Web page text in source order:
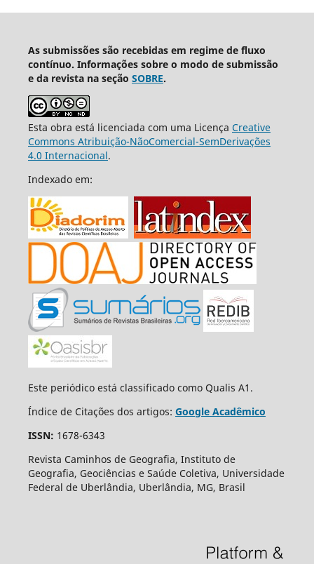
As submissões são recebidas em regime de fluxo
contínuo. Informações sobre o modo de submissão
e da revista na seção SOBRE.
Esta obra está licenciada com uma Licença Creative
Commons Atribuição-NãoComercial-SemDerivações
4.0 Internacional.
Indexado em:
Este periódico está classificado como Qualis A1.
Índice de Citações dos artigos: Google Acadêmico
ISSN: 1678-6343
Revista Caminhos de Geografia, Instituto de
Geografia, Geociências e Saúde Coletiva, Universidade
Federal de Uberlândia, Uberlândia, MG, Brasil